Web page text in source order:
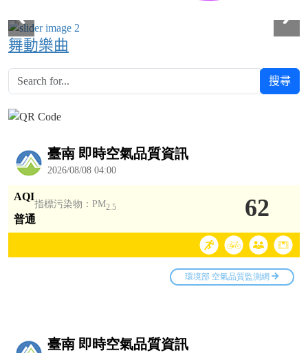
舞動樂曲
搜尋